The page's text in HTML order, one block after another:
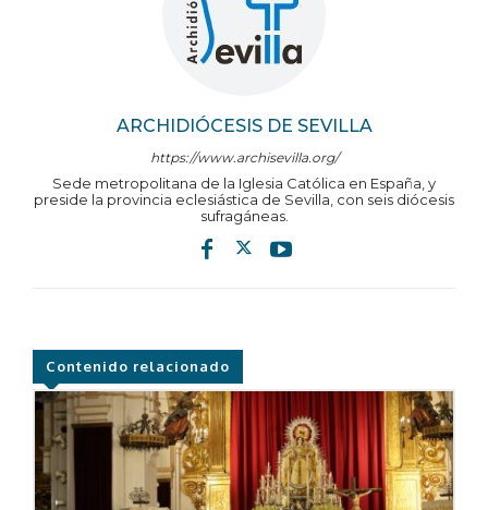
ARCHIDIÓCESIS DE SEVILLA
https://www.archisevilla.org/
Sede metropolitana de la Iglesia Católica en España, y
preside la provincia eclesiástica de Sevilla, con seis diócesis
sufragáneas.
Contenido relacionado